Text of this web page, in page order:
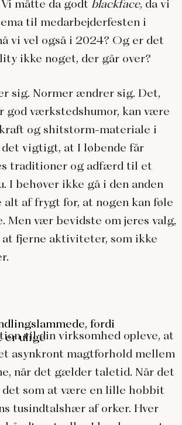
måtte da godt blackface, da vi
til medarbejderfesten i
vi vel også i 2024? Og er det
ikke noget, der går over?
sig. Normer ændrer sig. Det,
god værkstedshumor, kan være
og shitstorm-materiale i
det vigtigt, at I løbende får
traditioner og adfærd til et
I behøver ikke gå i den anden
af frygt for, at nogen kan føle
Men vær bevidste om jeres valg,
fjerne aktiviteter, som ikke
fordi
er ulige
vil din virksomhed opleve, at
asynkront magtforhold mellem
når det gælder taletid. Når det
som at være en lille hobbit
tusindtalshær af orker. Hver